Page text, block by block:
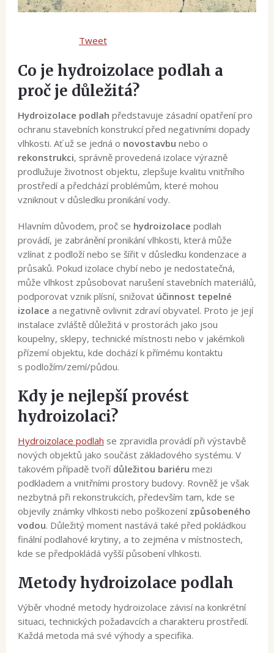
Tweet
Co je hydroizolace podlah a
proč je důležitá?
Hydroizolace podlah představuje zásadní opatření pro
ochranu stavebních konstrukcí před negativními dopady
vlhkosti. Ať už se jedná o novostavbu nebo o
rekonstrukci, správně provedená izolace výrazně
prodlužuje životnost objektu, zlepšuje kvalitu vnitřního
prostředí a předchází problémům, které mohou
vzniknout v důsledku pronikání vody.
Hlavním důvodem, proč se hydroizolace podlah
provádí, je zabránění pronikání vlhkosti, která může
vzlínat z podloží nebo se šířit v důsledku kondenzace a
průsaků. Pokud izolace chybí nebo je nedostatečná,
může vlhkost způsobovat narušení stavebních materiálů,
podporovat vznik plísní, snižovat účinnost tepelné
izolace a negativně ovlivnit zdraví obyvatel. Proto je její
instalace zvláště důležitá v prostorách jako jsou
koupelny, sklepy, technické místnosti nebo v jakémkoli
přízemí objektu, kde dochází k přímému kontaktu
s podložím/zemí/půdou.
Kdy je nejlepší provést
hydroizolaci?
Hydroizolace podlah se zpravidla provádí při výstavbě
nových objektů jako součást základového systému. V
takovém případě tvoří důležitou bariéru mezi
podkladem a vnitřními prostory budovy. Rovněž je však
nezbytná při rekonstrukcích, především tam, kde se
objevily známky vlhkosti nebo poškození způsobeného
vodou. Důležitý moment nastává také před pokládkou
finální podlahové krytiny, a to zejména v místnostech,
kde se předpokládá vyšší působení vlhkosti.
Metody hydroizolace podlah
Výběr vhodné metody hydroizolace závisí na konkrétní
situaci, technických požadavcích a charakteru prostředí.
Každá metoda má své výhody a specifika.